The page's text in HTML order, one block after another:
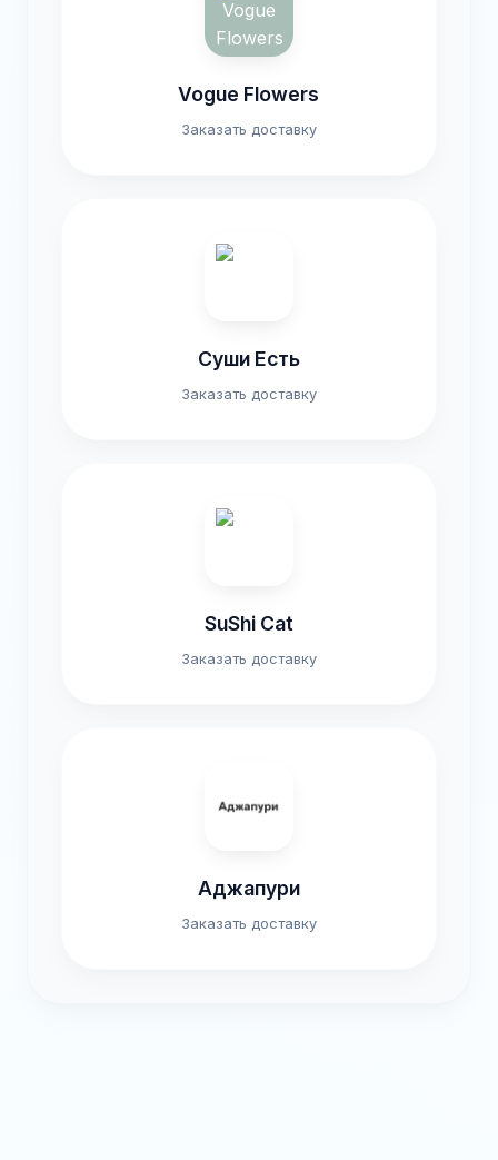
Vogue Flowers
Заказать доставку
Суши Есть
Заказать доставку
SuShi Cat
Заказать доставку
Аджапури
Заказать доставку